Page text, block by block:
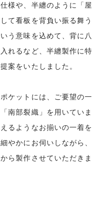
様や、半纏のように「屋
て看板を背負い振る舞う
う意味を込めて、背に八
れるなど、半纏製作に特
案をいたしました。
ケットには、ご要望の一
南部裂織」を用いていま
るようなお揃いの一着を
やかにお伺いしながら、
ら製作させていただきま